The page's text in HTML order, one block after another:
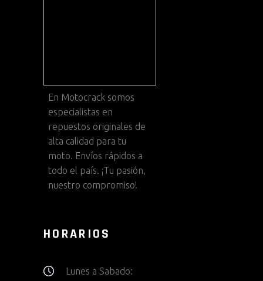
En Motocrack somos
especialistas en
repuestos originales de
alta calidad para tu
moto. Envíos rápidos a
todo el país. ¡Tu pasión,
nuestro compromiso!
HORARIOS
Lunes a Sabado: